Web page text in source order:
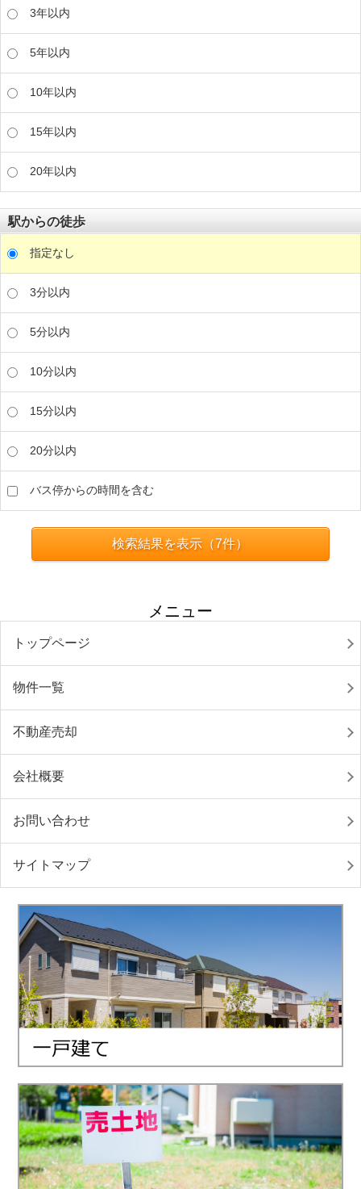
3年以内
5年以内
10年以内
15年以内
20年以内
駅からの徒歩
指定なし
3分以内
5分以内
10分以内
15分以内
20分以内
バス停からの時間を含む
検索結果を表示（7件）
メニュー
トップページ
物件一覧
不動産売却
会社概要
お問い合わせ
サイトマップ